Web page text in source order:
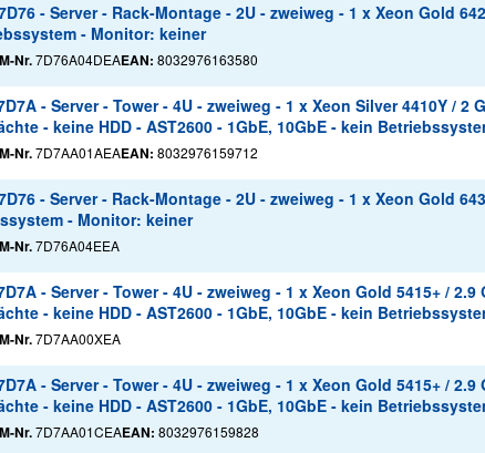
- Server - Rack-Montage - 2U - zweiweg - 1 x Xeon Gold
- Monitor: keiner
Nr.7D76A04DEAEAN: 8032976163580
- Server - Tower - 4U - zweiweg - 1 x Xeon Silver 4410Y / 2
- keine HDD - AST2600 - 1GbE, 10GbE - kein
Nr.7D7AA01AEAEAN: 8032976159712
- Server - Rack-Montage - 2U - zweiweg - 1 x Xeon Gold
- Monitor: keiner
Nr.7D76A04EEA
- Server - Tower - 4U - zweiweg - 1 x Xeon Gold 5415+ / 2.9
- keine HDD - AST2600 - 1GbE, 10GbE - kein
Nr.7D7AA00XEA
- Server - Tower - 4U - zweiweg - 1 x Xeon Gold 5415+ / 2.9
- keine HDD - AST2600 - 1GbE, 10GbE - kein
Nr.7D7AA01CEAEAN: 8032976159828